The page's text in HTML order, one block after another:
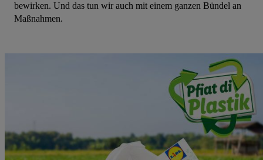
bewirken. Und das tun wir auch mit einem ganzen Bündel an
Maßnahmen.